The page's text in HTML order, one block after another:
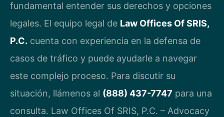
fundamental entender sus derechos y opciones
legales. El equipo legal de Law Offices Of SRIS,
P.C. cuenta con experiencia en la defensa de
casos de tráfico y puede ayudarle a navegar
este complejo proceso. Para discutir su
situación, llámenos al (888) 437-7747 para una
consulta. Law Offices Of SRIS, P.C. – Advocacy